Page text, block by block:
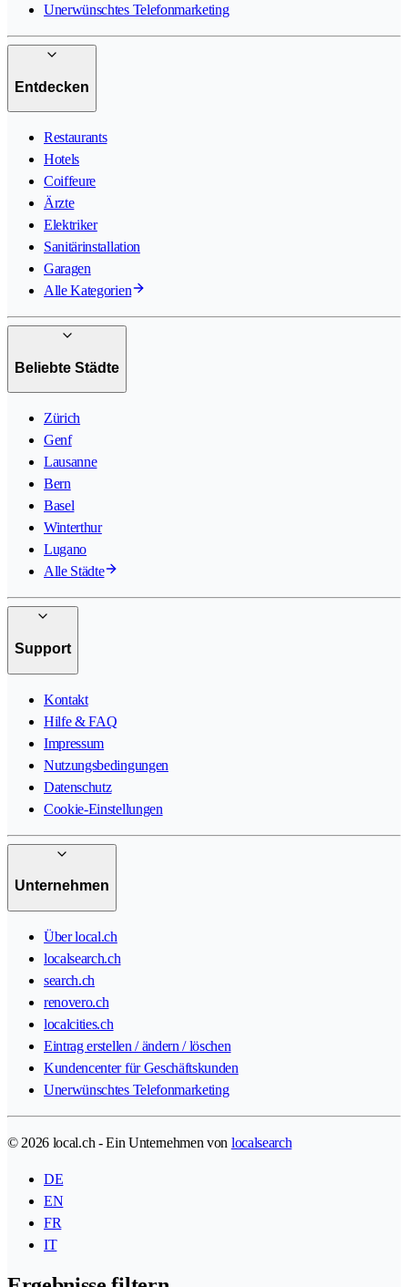
Unerwünschtes Telefonmarketing
Entdecken
Restaurants
Hotels
Coiffeure
Ärzte
Elektriker
Sanitärinstallation
Garagen
Alle Kategorien
Beliebte Städte
Zürich
Genf
Lausanne
Bern
Basel
Winterthur
Lugano
Alle Städte
Support
Kontakt
Hilfe & FAQ
Impressum
Nutzungsbedingungen
Datenschutz
Cookie-Einstellungen
Unternehmen
Über local.ch
localsearch.ch
search.ch
renovero.ch
localcities.ch
Eintrag erstellen / ändern / löschen
Kundencenter für Geschäftskunden
Unerwünschtes Telefonmarketing
© 2026 local.ch - Ein Unternehmen von localsearch
DE
EN
FR
IT